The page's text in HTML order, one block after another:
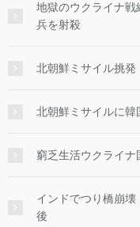
地獄のウクライナ
兵を射殺
北朝鮮ミサイル挑
北朝鮮ミサイルに
窮乏生活ウクライ
インドでつり橋崩
後